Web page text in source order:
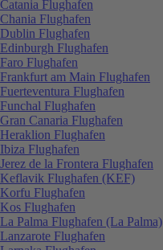
Catania Flughafen
Chania Flughafen
Dublin Flughafen
Edinburgh Flughafen
Faro Flughafen
Frankfurt am Main Flughafen
Fuerteventura Flughafen
Funchal Flughafen
Gran Canaria Flughafen
Heraklion Flughafen
Ibiza Flughafen
Jerez de la Frontera Flughafen
Keflavik Flughafen (KEF)
Korfu Flughafen
Kos Flughafen
La Palma Flughafen (La Palma)
Lanzarote Flughafen